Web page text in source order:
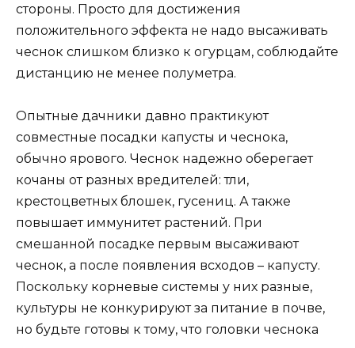
стороны. Просто для достижения
положительного эффекта не надо высаживать
чеснок слишком близко к огурцам, соблюдайте
дистанцию не менее полуметра.
Опытные дачники давно практикуют
совместные посадки капусты и чеснока,
обычно ярового. Чеснок надежно оберегает
кочаны от разных вредителей: тли,
крестоцветных блошек, гусениц. А также
повышает иммунитет растений. При
смешанной посадке первым высаживают
чеснок, а после появления всходов – капусту.
Поскольку корневые системы у них разные,
культуры не конкурируют за питание в почве,
но будьте готовы к тому, что головки чеснока